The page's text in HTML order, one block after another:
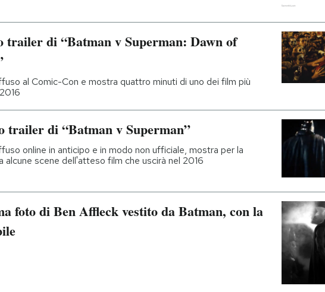
Mondiali calcio 2026
trailer di “Batman v Superman: Dawn of
al Comic-Con e mostra quattro minuti di uno dei film più
trailer di “Batman v Superman”
online in anticipo e in modo non ufficiale, mostra per la
alcune scene dell'atteso film che uscirà nel 2016
foto di Ben Affleck vestito da Batman, con la